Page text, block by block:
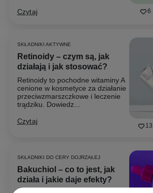
6
Czytaj
13
SKŁADNIKI AKTYWNE
Retinoidy – czym są, jak
działają i jak stosować?
Retinoidy to pochodne witaminy A
cenione w kosmetyce za działanie
przeciwzmarszczkowe i leczenie
trądziku. Dowiedz...
Czytaj
SKŁADNIKI DO CERY DOJRZAŁEJ
Bakuchiol – co to jest, jak
działa i jakie daje efekty?